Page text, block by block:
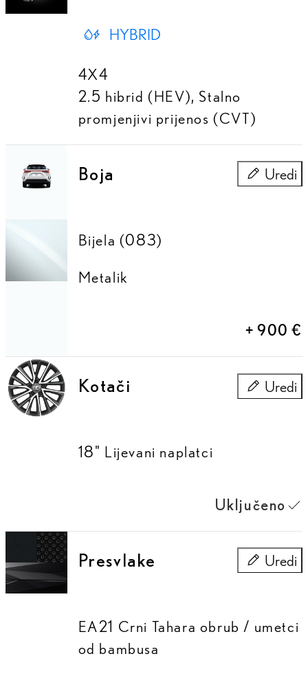
HYBRID
4X4
2.5 hibrid (HEV), Stalno
promjenjivi prijenos (CVT)
Boja Uredi
Boja
Bijela (083)
Metalik
+ 900 €
Kotači Uredi
Kotači
18" Lijevani naplatci
Uključeno
Presvlake Uredi
Presvlake
EA21 Crni Tahara obrub / umetci
od bambusa